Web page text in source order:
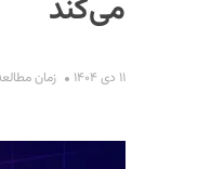
می‌کند
۱۱ دی ۱۴۰۴ زمان مطالعه : ۸